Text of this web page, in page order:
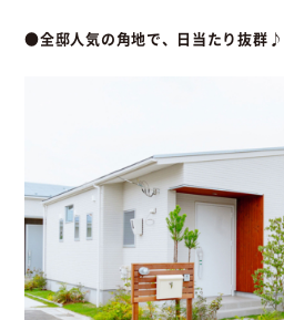
●全邸人気の角地で、日当たり抜群♪